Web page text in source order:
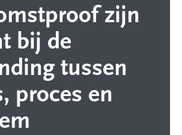
zijn
bij de
tussen
proces en